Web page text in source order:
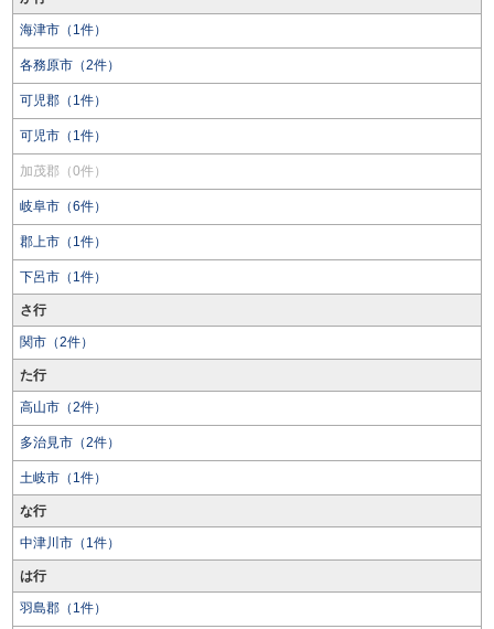
海津市（1件）
各務原市（2件）
可児郡（1件）
可児市（1件）
加茂郡（0件）
岐阜市（6件）
郡上市（1件）
下呂市（1件）
さ行
関市（2件）
た行
高山市（2件）
多治見市（2件）
土岐市（1件）
な行
中津川市（1件）
は行
羽島郡（1件）